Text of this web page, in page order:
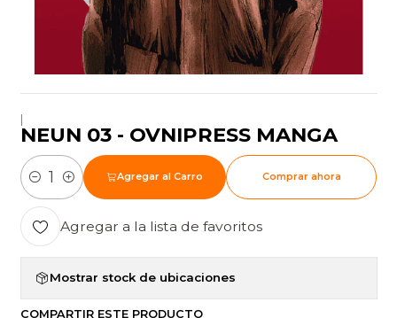
|
NEUN 03 - OVNIPRESS MANGA
Cantidad
Agregar al Carro Comprar ahora
Agregar a la lista de favoritos
Mostrar stock de ubicaciones
COMPARTIR ESTE PRODUCTO